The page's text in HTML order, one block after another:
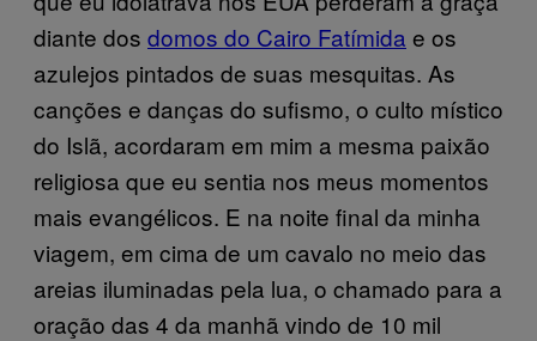
diante dos domos do Cairo Fatímida e os
azulejos pintados de suas mesquitas. As
canções e danças do sufismo, o culto místico
do Islã, acordaram em mim a mesma paixão
religiosa que eu sentia nos meus momentos
mais evangélicos. E na noite final da minha
viagem, em cima de um cavalo no meio das
areias iluminadas pela lua, o chamado para a
oração das 4 da manhã vindo de 10 mil